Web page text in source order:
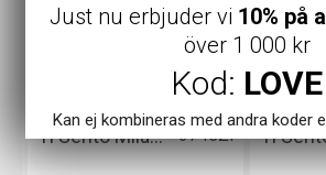
6745ZI
TiSento
Ti Sento Milano Pendant
I lager TiSento
Just nu erbjuder vi 10% på
över 1 000 kr
Kod: LOVE
Kan ej kombineras med andra koder